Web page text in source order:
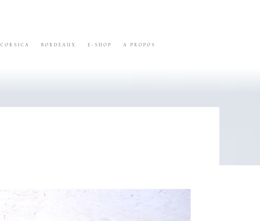
CORSICA BORDEAUX E-SHOP A PROPOS